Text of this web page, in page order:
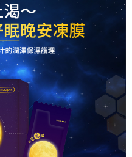
人或監護人之同意方可使用
引起之損失，本公司不負相關責
個別帳號之用戶狀況，依本公司即
不足之情形，本公司將視審查結果
訊註冊。若發現惡意使用之情形，
之使用額度並採取法律行動。
費
費
局寄送)
費
免運費